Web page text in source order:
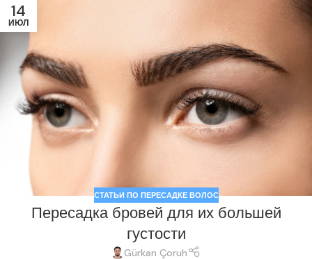
14
ИЮЛ
СТАТЬИ ПО ПЕРЕСАДКЕ ВОЛОС
Пересадка бровей для их большей
густости
Gürkan Çoruh